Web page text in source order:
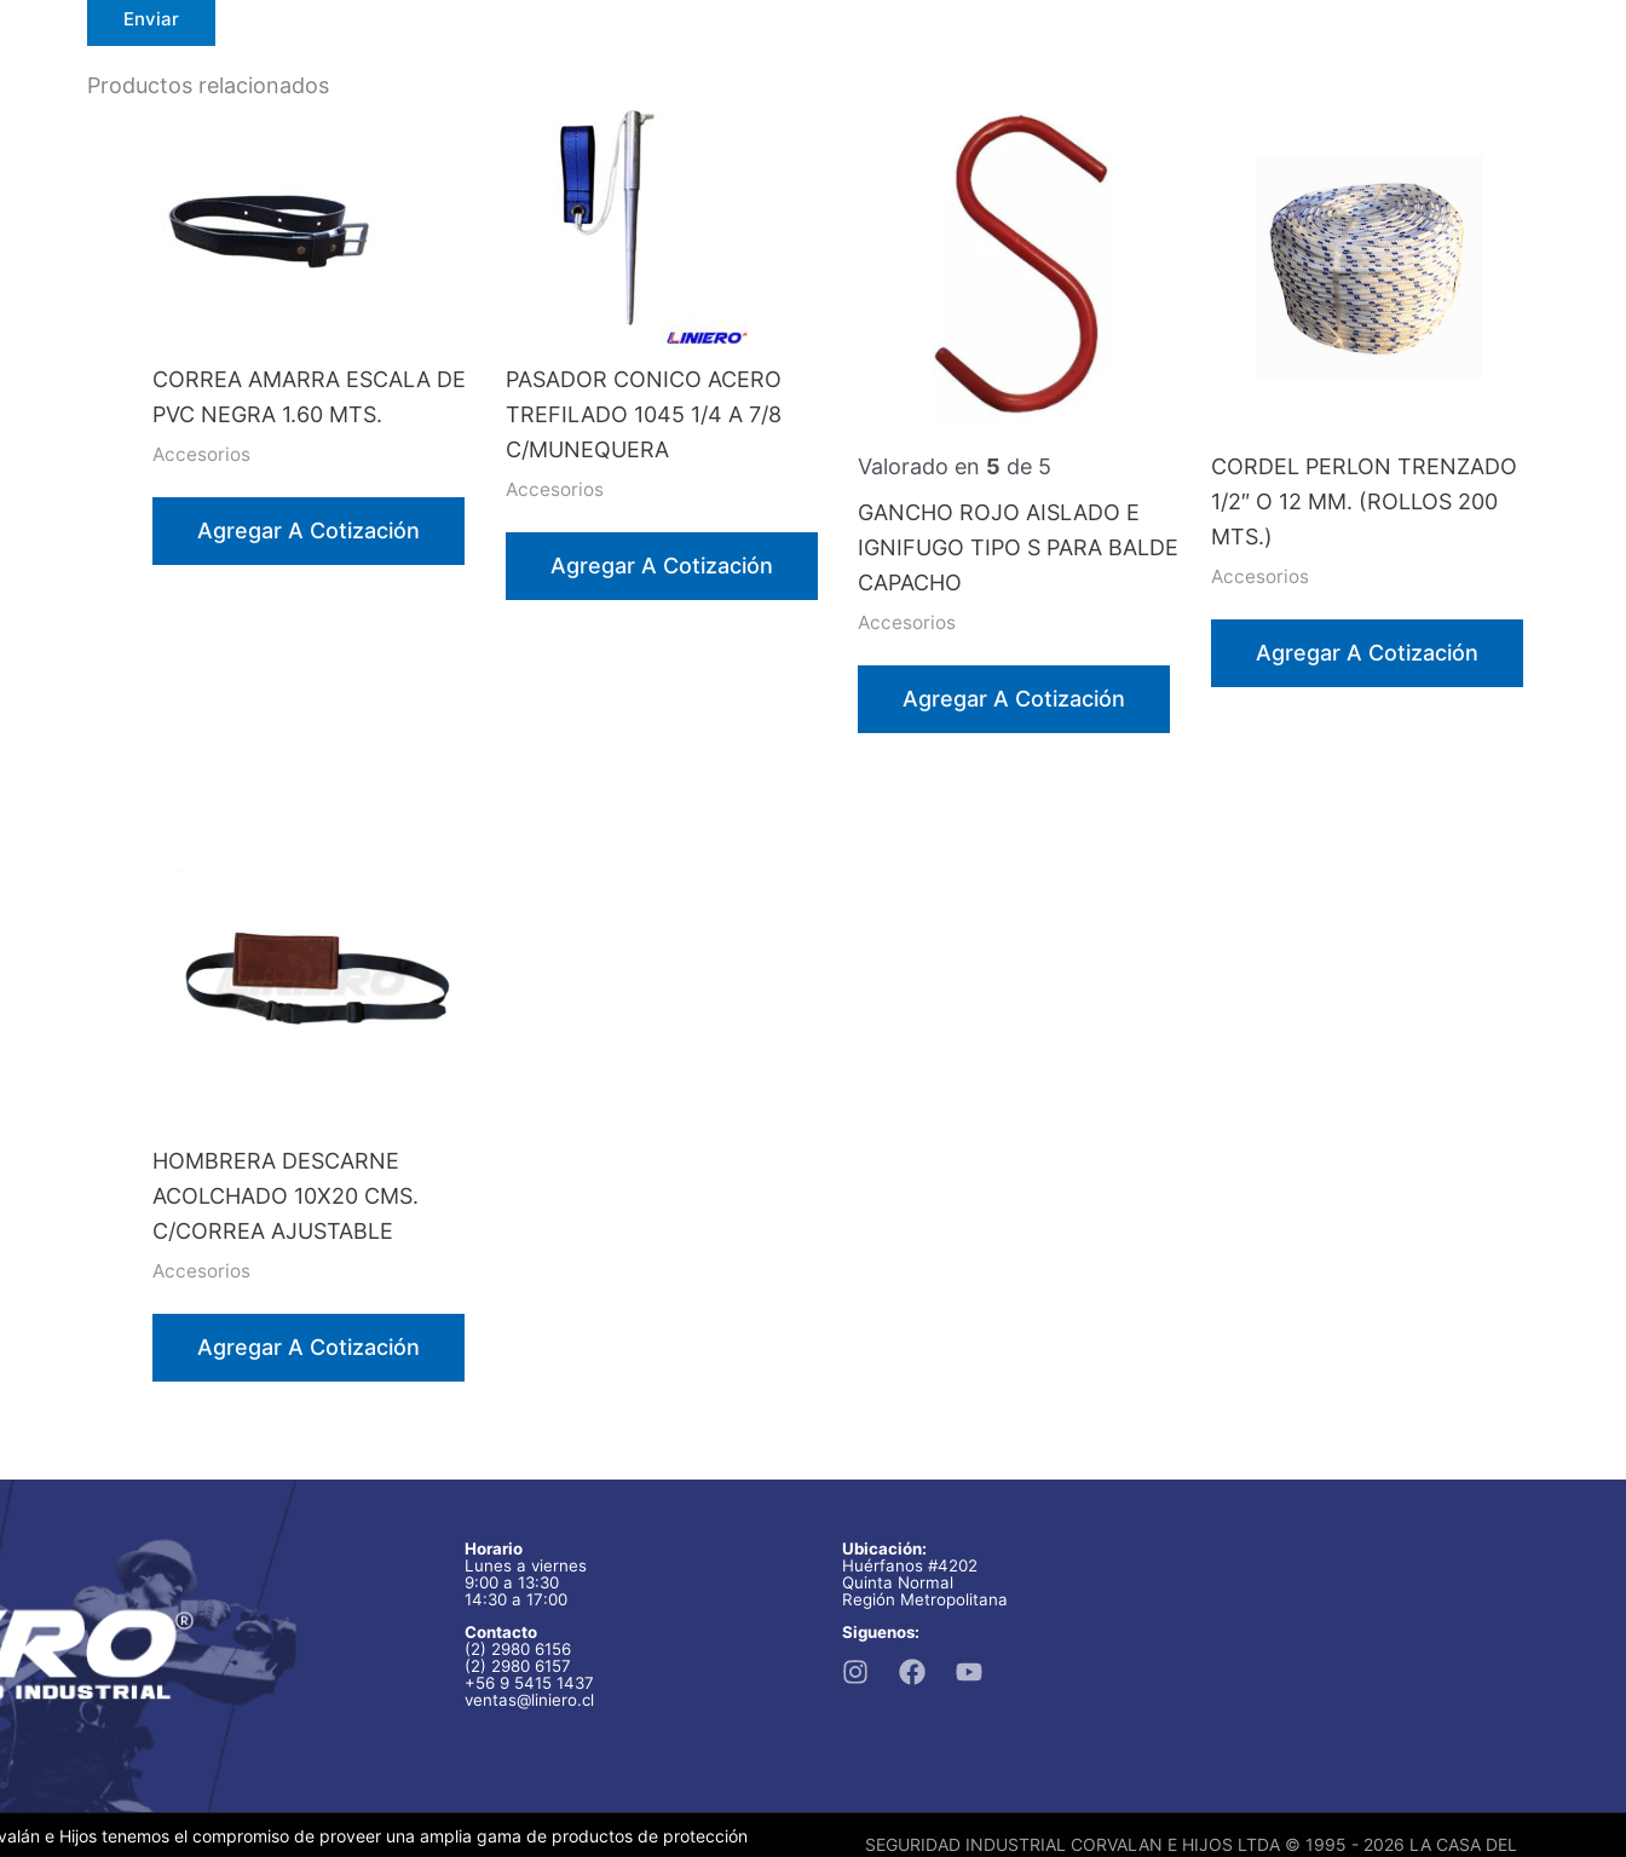
Productos relacionados
CORREA AMARRA ESCALA DE
PVC NEGRA 1.60 MTS.
Accesorios
Agregar A Cotización
PASADOR CONICO ACERO
TREFILADO 1045 1/4 A 7/8
C/MUNEQUERA
Accesorios
Agregar A Cotización
Valorado en 5 de 5
GANCHO ROJO AISLADO E
IGNIFUGO TIPO S PARA BALDE
CAPACHO
Accesorios
Agregar A Cotización
CORDEL PERLON TRENZADO
1/2″ O 12 MM. (ROLLOS 200
MTS.)
Accesorios
Agregar A Cotización
HOMBRERA DESCARNE
ACOLCHADO 10X20 CMS.
C/CORREA AJUSTABLE
Accesorios
Agregar A Cotización
Horario
Lunes a viernes
9:00 a 13:30
14:30 a 17:00
Contacto
(2) 2980 6156
(2) 2980 6157
+56 9 5415 1437
ventas@liniero.cl
Ubicación:
Huérfanos #4202
Quinta Normal
Región Metropolitana
Siguenos:
e Hijos tenemos el compromiso de proveer una amplia gama de productos de protección SEGURIDAD INDUSTRIAL CORVALAN E HIJOS LTDA © 1995 - 2026 LA CASA DEL